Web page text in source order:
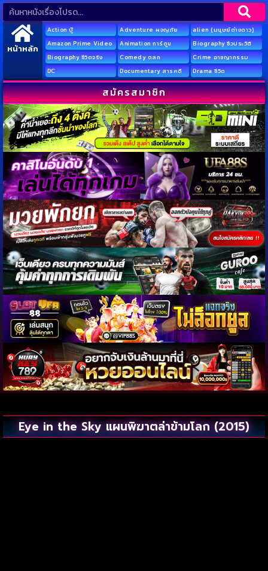
หน้าหลัก
Action บู๊ Adventure ผจญภัย
alien (มนุษย์ต่างดาว)
Amazon Prime Video
Animation การ์ตูน
Biography ชีวประวัติ
Biography ชีวิตจริง
Comedy ตลก
Crime อาชญากรรม
DC
Documentary สารคดี Drama ชีวิต
สมัครสมาชิก
Eye in the Sky แผนพิฆาตล่าข้ามโลก (2015)